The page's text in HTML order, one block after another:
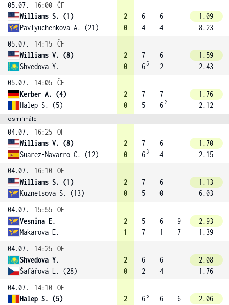
05.07.
16:00 ČF
Williams S. (1)
Pavlyuchenkova A. (21)
2
0
6
4
6
4
1.09
8.23
05.07.
14:15 ČF
Williams V. (8)
Shvedova Y.
2
0
7
6 5
6
2
1.59
2.43
05.07.
14:05 ČF
Kerber A. (4)
Halep S. (5)
2
0
7
5
7
62
1.76
2.12
osmifinále
04.07. 16:25 OF
Williams V. (8)
Suarez-Navarro C. (12)
2
0
7
6 3
6
4
1.70
2.15
04.07.
16:10 OF
Williams S. (1)
Kuznetsova S. (13)
2
0
7
5
6
0
1.13
6.03
04.07.
15:55 OF
Vesnina E.
Makarova E.
2
1
5
7
6
1
9
7
2.93
1.39
04.07.
14:25 OF
Shvedova Y.
Šafářová L. (28)
2
0
6
2
6
4
2.08
1.76
04.07.
14:10 OF
Halep S. (5)
2
6 5
6
6
2.06